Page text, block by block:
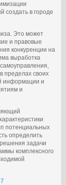
создать в городе
Это может
и правовые
конкуренции на
выработка
пределах своих
информации и
и
потенциальных
определить
задачи
комплексного
7